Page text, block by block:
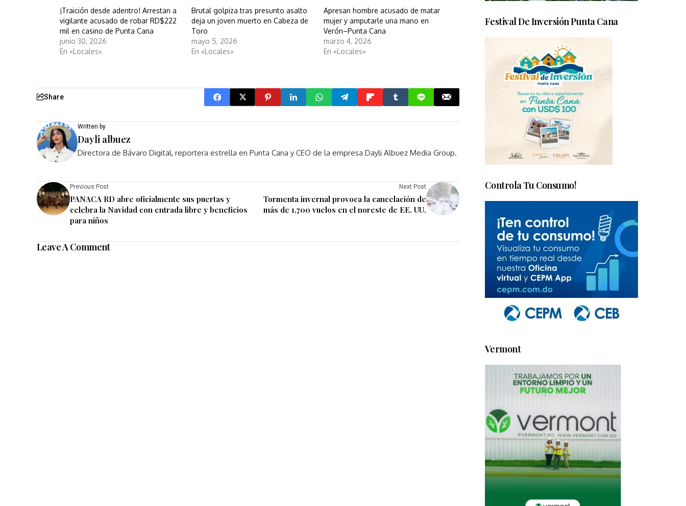
¡Traición desde adentro! Arrestan a
vigilante acusado de robar RD$222
mil en casino de Punta Cana
junio 30, 2026
En «Locales»
Brutal golpiza tras presunto asalto
deja un joven muerto en Cabeza de
Toro
mayo 5, 2026
En «Locales»
Apresan hombre acusado de matar
mujer y amputarle una mano en
Verón–Punta Cana
marzo 4, 2026
En «Locales»
Share
Written by
Dayli albuez
Directora de Bávaro Digital, reportera estrella en Punta Cana y CEO de la empresa Dayli Albuez Media Group.
Previous Post
PANACA RD abre oficialmente sus puertas y
celebra la Navidad con entrada libre y beneficios
para niños
Next Post
Tormenta invernal provoca la cancelación de
más de 1,700 vuelos en el noreste de EE. UU.
Leave A Comment
Festival De Inversión Punta Cana
Controla Tu Consumo!
Vermont